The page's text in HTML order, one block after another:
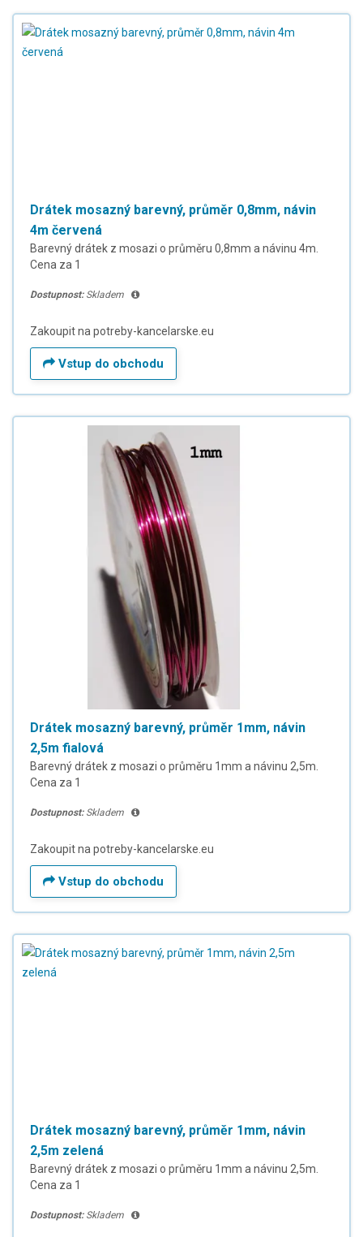
Drátek mosazný barevný, průměr 0,8mm, návin
4m červená
Barevný drátek z mosazi o průměru 0,8mm a návinu 4m.
Cena za 1
Dostupnost: Skladem
Zakoupit na potreby-kancelarske.eu
Vstup do obchodu
Drátek mosazný barevný, průměr 1mm, návin
2,5m fialová
Barevný drátek z mosazi o průměru 1mm a návinu 2,5m.
Cena za 1
Dostupnost: Skladem
Zakoupit na potreby-kancelarske.eu
Vstup do obchodu
Drátek mosazný barevný, průměr 1mm, návin
2,5m zelená
Barevný drátek z mosazi o průměru 1mm a návinu 2,5m.
Cena za 1
Dostupnost: Skladem